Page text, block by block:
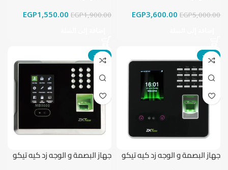
EGP5,000.00
EGP3,600.00
EGP1,900.00
EGP1,550.00
-15%
جهاز البصمة و الوجه زد كيه تيكو
-22%
جهاز البصمة و الوجه زد كيه تيكو